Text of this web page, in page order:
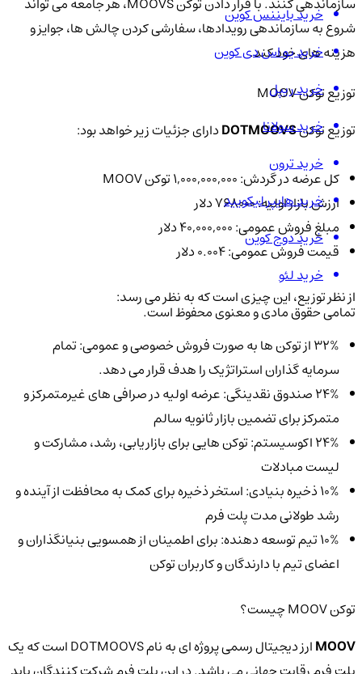
شروع به سازماندهی رویدادها، سفارشی کردن چالش ها، جوایز و
هزینه های خود کند.
توزیع توکن MOOV
توزیع توکنDOTMOOVSدارای جزئیات زیر خواهد بود:
کل عرضه در گردش: 1,000,000,000 توکن MOOV
ارزش بازار اولیه: 768000 دلار
مبلغ فروش عمومی: 40,000,000 دلار
قیمت فروش عمومی: 0.004 دلار
از نظر توزیع، این چیزی است که به نظر می رسد:
32% از توکن ها به صورت فروش خصوصی و عمومی: تمام
سرمایه گذاران استراتژیک را هدف قرار می دهد.
24% صندوق نقدینگی: عرضه اولیه در صرافی های غیرمتمرکز و
متمرکز برای تضمین بازار ثانویه سالم
24% اکوسیستم: توکن هایی برای بازاریابی، رشد، مشارکت و
لیست مبادلات
10% ذخیره بنیادی: استخر ذخیره برای کمک به محافظت از آینده و
رشد طولانی مدت پلت فرم
10% تیم توسعه دهنده: برای اطمینان از همسویی بنیانگذاران و
اعضای تیم با دارندگان و کاربران توکن
توکن MOOV چیست؟
MOOV
ارز دیجیتال رسمی پروژه ای به نام DOTMOOVS است که یک
خرید بایننس کوین
خرید یو اس دی کوین
خرید ریپل
خرید سولانا
خرید ترون
خرید هایپر لیکویید
خرید دوج کوین
خرید لئو
تمامی حقوق مادی و معنوی محفوظ است.